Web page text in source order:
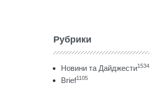
Рубрики
Новини та Дайджести1534
Brief1105